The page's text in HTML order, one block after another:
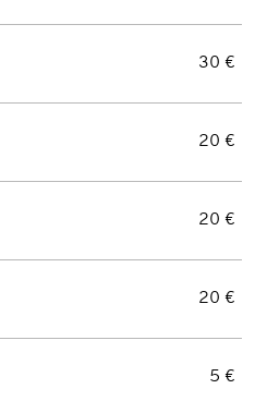
30 €
20 €
20 €
20 €
5 €